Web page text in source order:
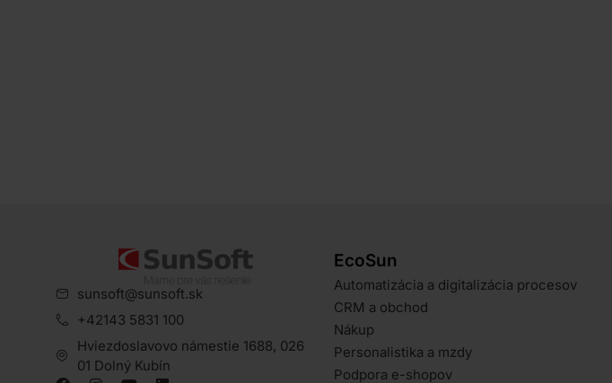
sunsoft@sunsoft.sk
+42143 5831 100
Hviezdoslavovo námestie 1688, 026
01 Dolný Kubín
EcoSun
Automatizácia a digitalizácia procesov
CRM a obchod
Nákup
Personalistika a mzdy
Podpora e-shopov